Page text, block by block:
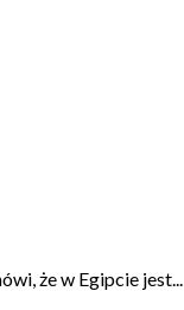
że w Egipcie jest...